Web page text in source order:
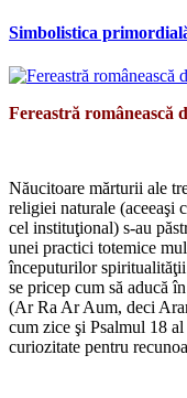
Simbolistica
Fereastră românească
Năucitoare mărturii ale
religiei naturale (aceeaşi
cel instituţional) s-au
unei practici totemice
începuturilor
se pricep cum să aducă
(Ar Ra Ar Aum, deci
cum zice şi Psalmul 18
curiozitate pentru